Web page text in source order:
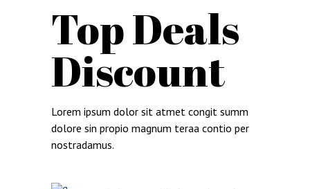
Top Deals
Discount
Lorem ipsum dolor sit atmet congit summ
dolore sin propio magnum teraa contio per
nostradamus.